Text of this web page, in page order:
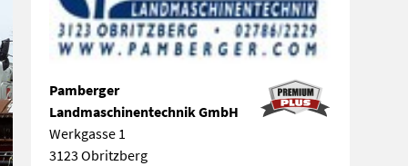
Pamberger
Landmaschinentechnik GmbH
Werkgasse 1
3123 Obritzberg